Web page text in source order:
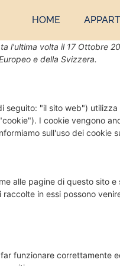
HOME
l'ultima volta il 17 Ottobre
e della Svizzera.
seguito: "il sito web")
I cookie vengono
sull'uso dei cookie
alle pagine di questo sito
in essi possono
funzionare correttamente